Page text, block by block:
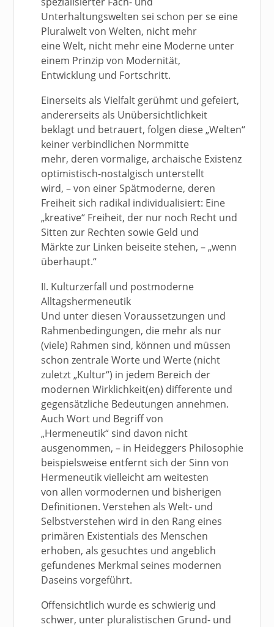
Unterhaltungswelten sei schon per se eine
Pluralwelt von Welten, nicht mehr
eine Welt, nicht mehr eine Moderne unter
einem Prinzip von Modernität,
Entwicklung und Fortschritt.
Einerseits als Vielfalt gerühmt und gefeiert,
andererseits als Unübersichtlichkeit
beklagt und betrauert, folgen diese „Welten“
keiner verbindlichen Normmitte
mehr, deren vormalige, archaische Existenz
optimistisch-nostalgisch unterstellt
wird, – von einer Spätmoderne, deren
Freiheit sich radikal individualisiert: Eine
„kreative“ Freiheit, der nur noch Recht und
Sitten zur Rechten sowie Geld und
Märkte zur Linken beiseite stehen, – „wenn
überhaupt.“
II. Kulturzerfall und postmoderne
Alltagshermeneutik
Und unter diesen Voraussetzungen und
Rahmenbedingungen, die mehr als nur
(viele) Rahmen sind, können und müssen
schon zentrale Worte und Werte (nicht
zuletzt „Kultur“) in jedem Bereich der
modernen Wirklichkeit(en) differente und
gegensätzliche Bedeutungen annehmen.
Auch Wort und Begriff von
„Hermeneutik“ sind davon nicht
ausgenommen, – in Heideggers Philosophie
beispielsweise entfernt sich der Sinn von
Hermeneutik vielleicht am weitesten
von allen vormodernen und bisherigen
Definitionen. Verstehen als Welt- und
Selbstverstehen wird in den Rang eines
primären Existentials des Menschen
erhoben, als gesuchtes und angeblich
gefundenes Merkmal seines modernen
Daseins vorgeführt.
Offensichtlich wurde es schwierig und
schwer, unter pluralistischen Grund- und